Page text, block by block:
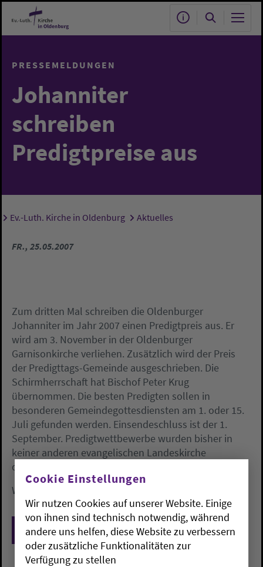
Zum Hauptinhalt springen
PRESSEMELDUNGEN
Johanniter
schreiben
Predigtpreise aus
Sie sind hier:
Ev.-Luth. Kirche in Oldenburg Aktuelles
FR., 25.05.2007
Zum dritten Mal schreiben die Oldenburger
Johanniter im Jahr 2007 einen Predigtpreis aus. Er
wird am 3. November in der Oldenburger
Garnisonkirche verliehen. Zusätzlich wird der Preis
der Predigttags-Gemeinde ausgeschrieben. Die
Schirmherrschaft hat Bischof Peter Krug
übernommen. Die besten Predigten sollen in
besonderen Gemeindegottesdiensten am 1. oder 15.
Juli gefunden werden. Einsendeschluss ist der 1.
September. Predigtwettbewerbe wurden bisher in
keiner anderen evangelischen Landeskirche
durchgeführt.
Weitere Info unter
Zurück
Cookie Einstellungen
Wir nutzen Cookies auf unserer Website. Einige
von ihnen sind technisch notwendig, während
andere uns helfen, diese Website zu verbessern
oder zusätzliche Funktionalitäten zur
Verfügung zu stellen